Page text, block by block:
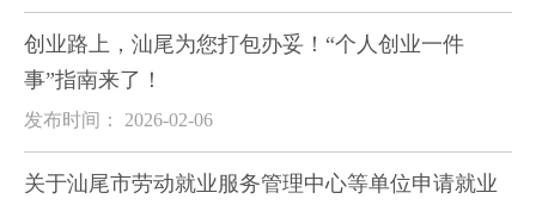
创业路上，汕尾为您打包办妥！“个人创业一件
事”指南来了！
发布时间： 2026-02-06
关于汕尾市劳动就业服务管理中心等单位申请就业